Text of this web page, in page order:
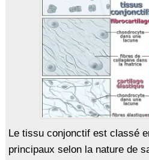
Le tissu conjonctif est classé
principaux selon la nature de